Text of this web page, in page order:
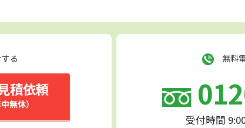
る
積依頼
無休）
無料
受付時間